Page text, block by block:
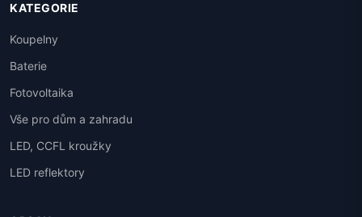
KATEGORIE
Koupelny
Baterie
Fotovoltaika
Vše pro dům a zahradu
LED, CCFL kroužky
LED reflektory